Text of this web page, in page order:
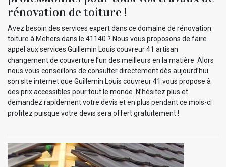
rénovation de toiture !
Avez besoin des services expert dans ce domaine de rénovation
toiture à Mehers dans le 41140 ? Nous vous proposons de faire
appel aux services Guillemin Louis couvreur 41 artisan
changement de couverture l’un des meilleurs en la matière. Alors
nous vous conseillons de consulter directement dès aujourd’hui
son site internet que Guillemin Louis couvreur 41 vous propose à
des prix accessibles pour tout le monde. N’hésitez plus et
demandez rapidement votre devis et en plus pendant ce mois-ci
profitez puisque votre devis sera offert gratuitement !